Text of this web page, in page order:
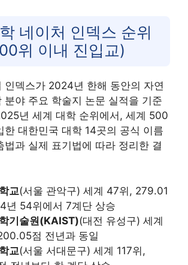
네이처 인덱스 순위
위 이내 진입교)
인덱스가 2024년 한해 동안의 자연
분야 주요 학술지 논문 실적을 기준
년 세계 대학 순위에서, 세계 500
한 대한민국 대학 14곳의 공식 이름
법과 실제 표기법에 따라 정리한 결
교(서울 관악구) 세계 47위, 279.01
년 54위에서 7계단 상승
기술원(KAIST)(대전 유성구) 세계
점 전년과 동일
교(서울 서대문구) 세계 117위,